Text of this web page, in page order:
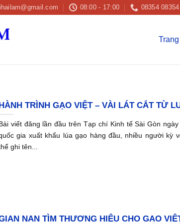
08:00 - 17:00 08354 08354
TRÌNH GẠO VIỆT – VÀI LÁT CẮT TỪ
viết đăng lần đầu trên Tạp chí Kinh tế Sài Gòn
gia xuất khẩu lúa gạo hàng đầu, nhiều người kỳ
ghi tên...
NAN TÌM THƯƠNG HIỆU CHO GẠO